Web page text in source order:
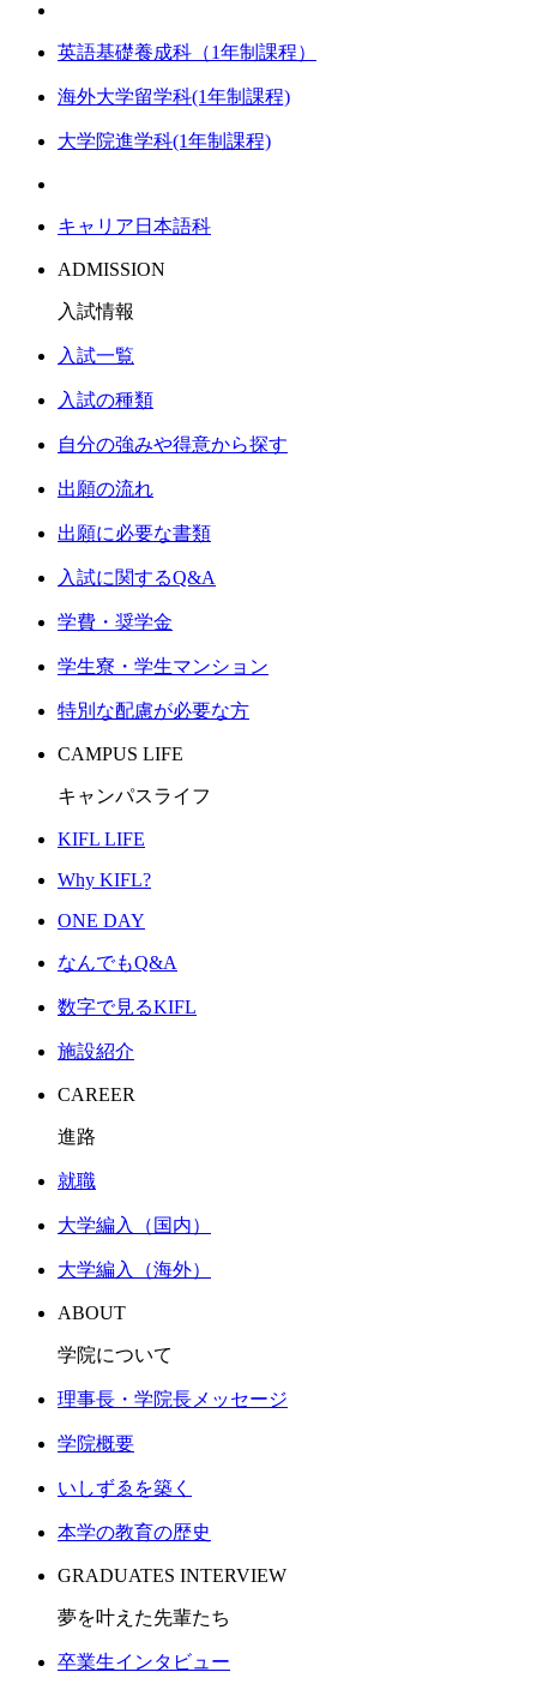
英語基礎養成科（1年制課程）
海外大学留学科(1年制課程)
大学院進学科(1年制課程)
キャリア日本語科
ADMISSION
入試情報
入試一覧
入試の種類
自分の強みや得意から探す
出願の流れ
出願に必要な書類
入試に関するQ&A
学費・奨学金
学生寮・学生マンション
特別な配慮が必要な方
CAMPUS LIFE
キャンパスライフ
KIFL LIFE
Why KIFL?
ONE DAY
なんでもQ&A
数字で見るKIFL
施設紹介
CAREER
進路
就職
大学編入（国内）
大学編入（海外）
ABOUT
学院について
理事長・学院長メッセージ
学院概要
いしずゑを築く
本学の教育の歴史
GRADUATES INTERVIEW
夢を叶えた先輩たち
卒業生インタビュー